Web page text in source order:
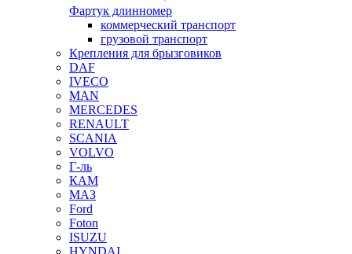
Фартук длинномер
коммерческий транспорт
грузовой транспорт
Крепления для брызговиков
DAF
IVECO
MAN
MERCEDES
RENAULT
SCANIA
VOLVO
Г-ль
КАМ
МАЗ
Ford
Foton
ISUZU
HYNDAI